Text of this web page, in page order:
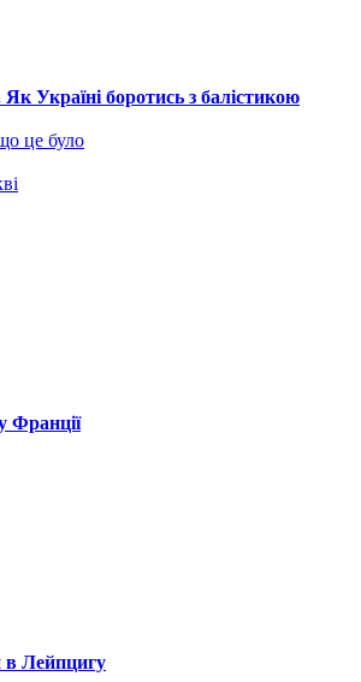
Україні боротись з балістикою
це було
Франції
в Лейпцигу